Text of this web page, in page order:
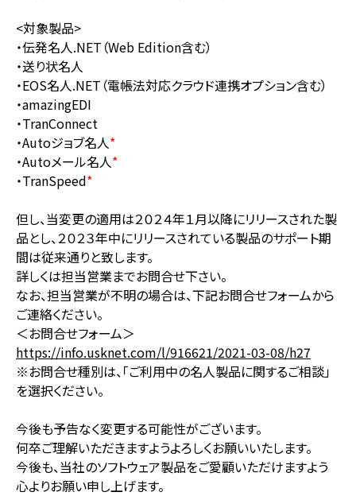
<対象製品>
・伝発名人.NET（Web Edition含む）
・送り状名人
・EOS名人.NET（電帳法対応クラウド連携オプション含む）
・amazingEDI
・TranConnect
・Autoジョブ名人*
・Autoメール名人*
・TranSpeed*
但し、当変更の適用は２０２４年１月以降にリリースされた製
品とし、２０２３年中にリリースされている製品のサポート期
間は従来通りと致します。
詳しくは担当営業までお問合せ下さい。
なお、担当営業が不明の場合は、下記お問合せフォームから
ご連絡ください。
＜お問合せフォーム＞
https://info.usknet.com/l/916621/2021-03-08/h27
※お問合せ種別は、「ご利用中の名人製品に関するご相談」
を選択ください。
今後も予告なく変更する可能性がございます。
何卒ご理解いただきますようよろしくお願いいたします。
今後も、当社のソフトウェア製品をご愛顧いただけますよう
心よりお願い申し上げます。